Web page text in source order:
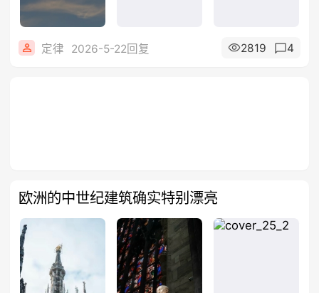
定律 2026-5-22回复 2819 4
欧洲的中世纪建筑确实特别漂亮